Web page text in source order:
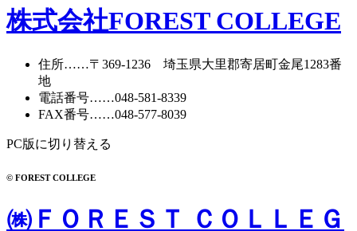
カ
イ
株式会社FOREST COLLEGE
住所……〒369-1236 埼玉県大里郡寄居町金尾1283番
地
電話番号……048-581-8339
FAX番号……048-577-8039
PC版に切り替える
© FOREST COLLEGE
㈱ＦＯＲＥＳＴ ＣＯＬＬＥＧ